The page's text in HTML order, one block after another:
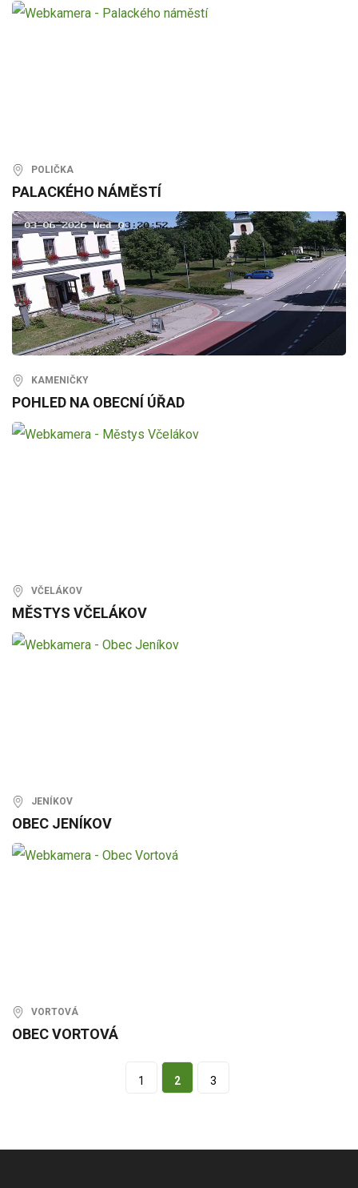
POLIČKA
PALACKÉHO NÁMĚSTÍ
KAMENIČKY
POHLED NA OBECNÍ ÚŘAD
VČELÁKOV
MĚSTYS VČELÁKOV
JENÍKOV
OBEC JENÍKOV
VORTOVÁ
OBEC VORTOVÁ
1 2 3